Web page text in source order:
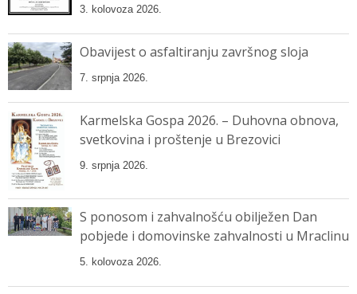
3. kolovoza 2026.
Obavijest o asfaltiranju završnog sloja
7. srpnja 2026.
Karmelska Gospa 2026. – Duhovna obnova,
svetkovina i proštenje u Brezovici
9. srpnja 2026.
S ponosom i zahvalnošću obilježen Dan
pobjede i domovinske zahvalnosti u Mraclinu
5. kolovoza 2026.